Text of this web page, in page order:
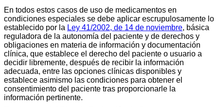
En todos estos casos de uso de medicamentos en
condiciones especiales se debe aplicar escrupulosamente lo
establecido por la Ley 41/2002, de 14 de noviembre, básica
reguladora de la autonomía del paciente y de derechos y
obligaciones en materia de información y documentación
clínica, que establece el derecho del paciente o usuario a
decidir libremente, después de recibir la información
adecuada, entre las opciones clínicas disponibles y
establece asimismo las condiciones para obtener el
consentimiento del paciente tras proporcionarle la
información pertinente.